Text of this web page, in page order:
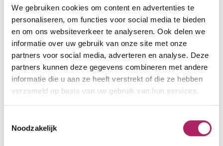
We gebruiken cookies om content en advertenties te
personaliseren, om functies voor social media te bieden
en om ons websiteverkeer te analyseren. Ook delen we
informatie over uw gebruik van onze site met onze
partners voor social media, adverteren en analyse. Deze
partners kunnen deze gegevens combineren met andere
informatie die u aan ze heeft verstrekt of die ze hebben
verzameld op basis van uw gebruik van hun services.
Noodzakelijk
Openingsuren nu gesloten
Gesloten
di
Gesloten
wo
Gesloten
zo